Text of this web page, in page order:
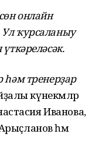
онлайн
ҡурсаланыу
һәм тренерҙар
күнекмәләр
Иванова,
һәм